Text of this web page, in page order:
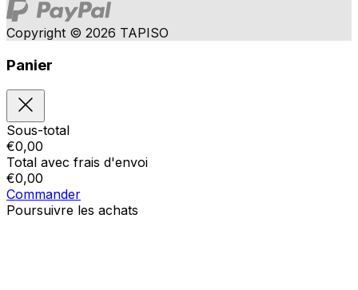
Copyright © 2026 TAPISO
Panier
Sous-total
€0,00
Total avec frais d'envoi
€0,00
Commander
Poursuivre les achats